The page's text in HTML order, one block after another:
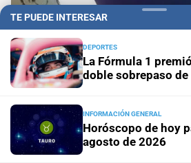
TE PUEDE INTERESAR
DEPORTES
La Fórmula 1
doble sobrepaso
INFORMACIÓN GENERAL
Horóscopo de hoy
agosto de 2026